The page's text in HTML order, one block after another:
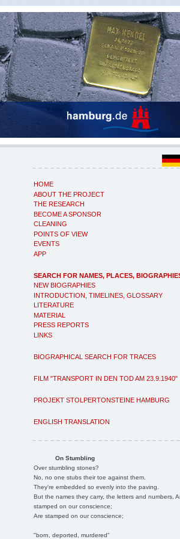
HOME
ABOUT THE PROJECT
THE RESEARCH
BECOME A SPONSOR
CLEANING
POINTS OF VIEW
EVENTS
APP
SEARCH FOR NAMES, PLACES,
NEW BIOGRAPHIES
INTRODUCTION, TIMELINES, GLOSSARY
LITERATURE
MATERIAL
PRESS REPORTS
LINKS
BIOGRAPHICAL SEARCH FOR TRACES
FILM "TRANSPORT IN DEN TOD AM 23.9.1940"
PROJEKT STOLPERTONSTEINE HAMBURG
ENGLISH TRANSLATION
On Stumbling
Over stumbling stones?
No, no one stubs their toe against them.
They're embedded so evenly into the paving.
But the names they carry, the letters and numbers,
stamped on our conscience;
Are stamped on our conscience;
"born, deported, murdered"